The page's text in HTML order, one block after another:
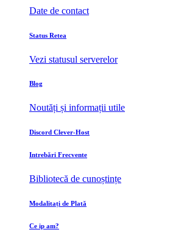
Date de contact
Status Retea
Vezi statusul serverelor
Blog
Noutăți și informații utile
Discord Clever-Host
Intrebări Frecvente
Bibliotecă de cunoștințe
Modalitați de Plată
Ce ip am?